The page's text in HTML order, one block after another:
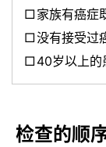
家族有癌症
没有接受过
40岁以上的
检查的顺